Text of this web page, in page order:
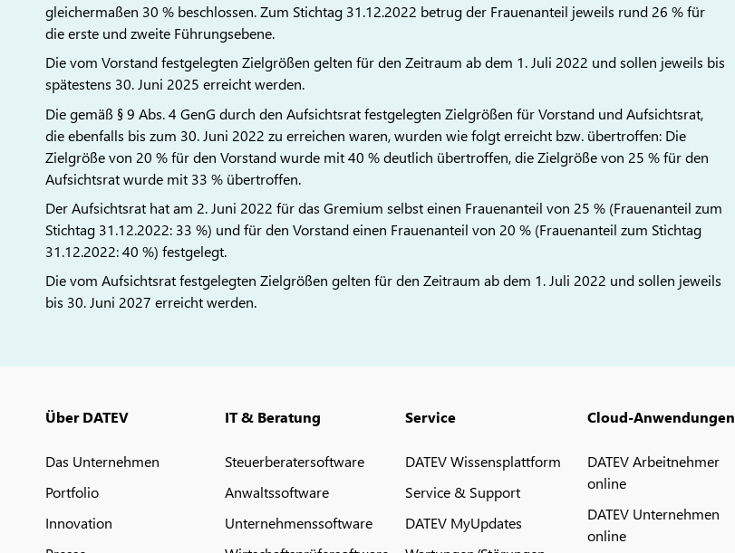
gleichermaßen 30 % beschlossen. Zum Stichtag 31.12.2022 betrug der Frauenanteil jeweils rund 26 % für
die erste und zweite Führungsebene.
Die vom Vorstand festgelegten Zielgrößen gelten für den Zeitraum ab dem 1. Juli 2022 und sollen jeweils bis
spätestens 30. Juni 2025 erreicht werden.
Die gemäß § 9 Abs. 4 GenG durch den Aufsichtsrat festgelegten Zielgrößen für Vorstand und Aufsichtsrat,
die ebenfalls bis zum 30. Juni 2022 zu erreichen waren, wurden wie folgt erreicht bzw. übertroffen: Die
Zielgröße von 20 % für den Vorstand wurde mit 40 % deutlich übertroffen, die Zielgröße von 25 % für den
Aufsichtsrat wurde mit 33 % übertroffen.
Der Aufsichtsrat hat am 2. Juni 2022 für das Gremium selbst einen Frauenanteil von 25 % (Frauenanteil zum
Stichtag 31.12.2022: 33 %) und für den Vorstand einen Frauenanteil von 20 % (Frauenanteil zum Stichtag
31.12.2022: 40 %) festgelegt.
Die vom Aufsichtsrat festgelegten Zielgrößen gelten für den Zeitraum ab dem 1. Juli 2022 und sollen jeweils
bis 30. Juni 2027 erreicht werden.
Über DATEV
Das Unternehmen
Portfolio
Innovation
IT & Beratung
Steuerberatersoftware
Anwaltssoftware
Unternehmenssoftware
Service
DATEV Wissensplattform
Service & Support
DATEV MyUpdates
Cloud-Anwendungen
DATEV Arbeitnehmer
online
DATEV Unternehmen
online